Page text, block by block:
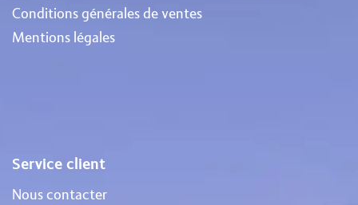
Conditions générales de ventes
Mentions légales
Service client
Nous contacter